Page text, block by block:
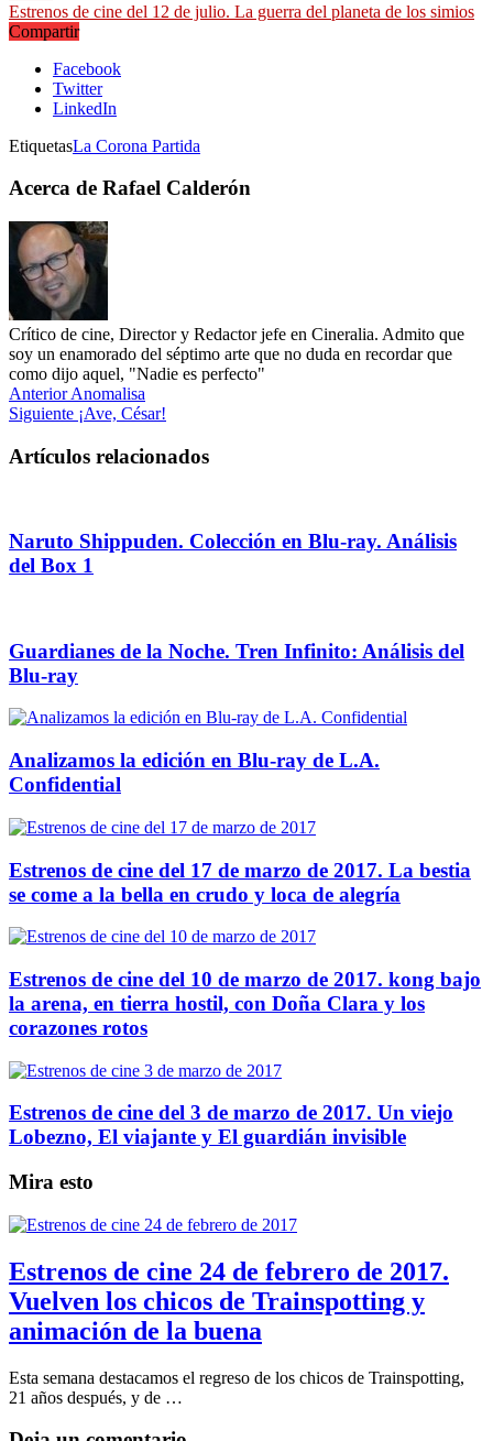
Estrenos de cine del 12 de julio. La guerra del planeta de los simios
Compartir
Facebook
Twitter
LinkedIn
EtiquetasLa Corona Partida
Acerca de Rafael Calderón
Crítico de cine, Director y Redactor jefe en Cineralia. Admito que
soy un enamorado del séptimo arte que no duda en recordar que
como dijo aquel, "Nadie es perfecto"
AnteriorAnomalisa
Siguiente ¡Ave, César!
Artículos relacionados
Naruto Shippuden. Colección en Blu-ray. Análisis
del Box 1
Guardianes de la Noche. Tren Infinito: Análisis del
Blu-ray
Analizamos la edición en Blu-ray de L.A.
Confidential
Estrenos de cine del 17 de marzo de 2017. La bestia
se come a la bella en crudo y loca de alegría
Estrenos de cine del 10 de marzo de 2017. kong bajo
la arena, en tierra hostil, con Doña Clara y los
corazones rotos
Estrenos de cine del 3 de marzo de 2017. Un viejo
Lobezno, El viajante y El guardián invisible
Mira esto
Estrenos de cine 24 de febrero de 2017.
Vuelven los chicos de Trainspotting y
animación de la buena
Esta semana destacamos el regreso de los chicos de Trainspotting,
21 años después, y de …